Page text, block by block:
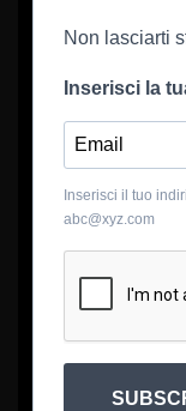
Non lasciarti
Inserisci la
Inserisci il tuo
abc@xyz.com